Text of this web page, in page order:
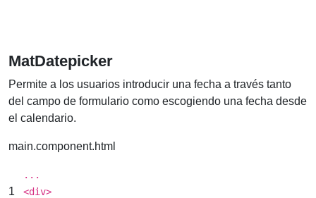
MatDatepicker
Permite a los usuarios introducir una fecha a través tanto
del campo de formulario como escogiendo una fecha desde
el calendario.
main.component.html
1
...
<div>